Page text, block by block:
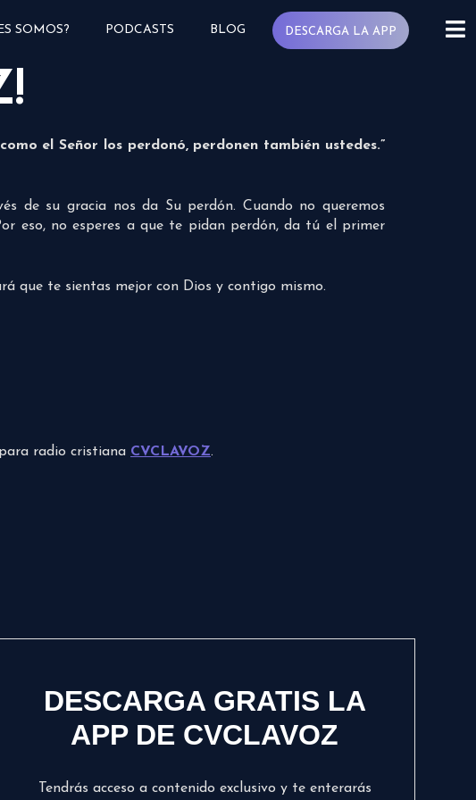
SOMOS? PODCASTS BLOG DESCARGA LA APP
el Señor los perdonó, perdonen también ustedes.”
de su gracia nos da Su perdón. Cuando no queremos
eso, no esperes a que te pidan perdón, da tú el primer
que te sientas mejor con Dios y contigo mismo.
radio cristiana CVCLAVOZ.
DESCARGA GRATIS LA
APP DE CVCLAVOZ
Tendrás acceso a contenido exclusivo y te enterarás